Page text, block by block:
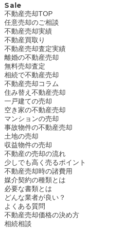
Sale
不動産売却TOP
任意売却のご相談
不動産売却実績
不動産買取り
不動産売却査定実績
離婚の不動産売却
無料売却査定
相続で不動産売却
不動産売却コラム
住み替え不動産売却
一戸建ての売却
空き家の不動産売却
マンションの売却
事故物件の不動産売却
土地の売却
収益物件の売却
不動産の売却の流れ
少しでも高く売るポイント
不動産売却時の諸費用
媒介契約の種類とは
必要な書類とは
どんな業者が良い？
よくある質問
不動産売却価格の決め方
相続相談